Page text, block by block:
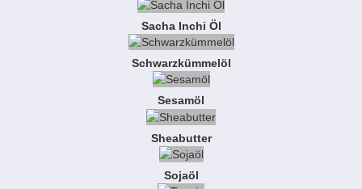
Sacha Inchi Öl
Schwarzkümmelöl
Sesamöl
Sheabutter
Sojaöl